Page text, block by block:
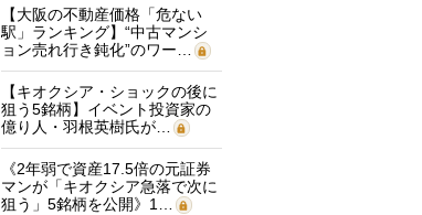
【大阪の不動産価格「危ない
駅」ランキング】“中古マンシ
ョン売れ行き鈍化”のワー…
【キオクシア・ショックの後に
狙う5銘柄】イベント投資家の
億り人・羽根英樹氏が…
《2年弱で資産17.5倍の元証券
マンが「キオクシア急落で次に
狙う」5銘柄を公開》1…